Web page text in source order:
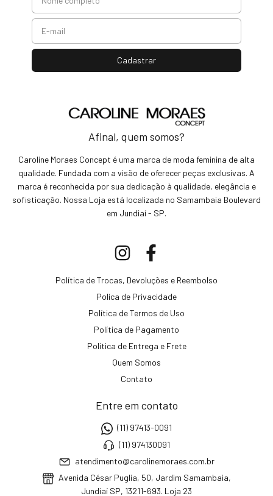
Afinal, quem somos?
Caroline Moraes Concept é uma marca de moda feminina de alta
qualidade. Fundada com a visão de oferecer peças exclusivas. A
marca é reconhecida por sua dedicação à qualidade, elegância e
sofisticação. Nossa Loja está localizada no Samambaia Boulevard
em Jundiaí - SP.
Política de Trocas, Devoluções e Reembolso
Políca de Privacidade
Política de Termos de Uso
Política de Pagamento
Política de Entrega e Frete
Quem Somos
Contato
Entre em contato
(11) 97413-0091
(11) 974130091
atendimento@carolinemoraes.com.br
Avenida César Puglia, 50, Jardim Samambaia,
Jundiaí SP, 13211-693. Loja 23